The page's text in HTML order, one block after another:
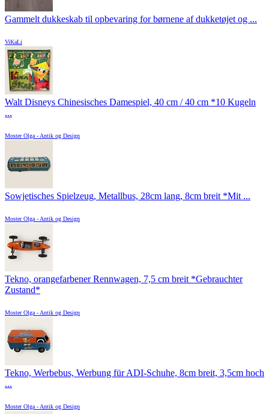
Gammelt dukkeskab til opbevaring for børnene af dukketøjet og ...
ViKaLi
Walt Disneys Chinesisches Damespiel, 40 cm / 40 cm *10 Kugeln
...
Moster Olga - Antik og Design
Sowjetisches Spielzeug, Metallbus, 28cm lang, 8cm breit *Mit ...
Moster Olga - Antik og Design
Tekno, orangefarbener Rennwagen, 7,5 cm breit *Gebrauchter
Zustand*
Moster Olga - Antik og Design
Tekno, Werbebus, Werbung für ADI-Schuhe, 8cm breit, 3,5cm hoch
...
Moster Olga - Antik og Design